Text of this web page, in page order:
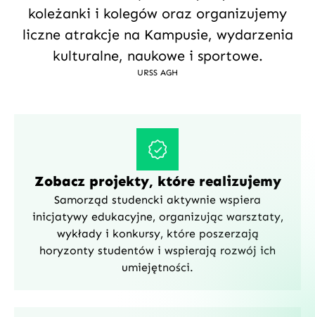
koleżanki i kolegów oraz organizujemy
liczne atrakcje na Kampusie, wydarzenia
kulturalne, naukowe i sportowe.
URSS AGH
Zobacz projekty, które realizujemy
Samorząd studencki aktywnie wspiera
inicjatywy edukacyjne, organizując warsztaty,
wykłady i konkursy, które poszerzają
horyzonty studentów i wspierają rozwój ich
umiejętności.